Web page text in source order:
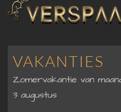
VAKANTIES
Zomervakantie van
3 augustus